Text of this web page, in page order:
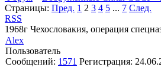
Страницы: Пред. 1 2 3 4 5 ... 7 След.
RSS
1968г Чехословакия, операция
Alex
Пользователь
Сообщений: 1571 Регистрация: